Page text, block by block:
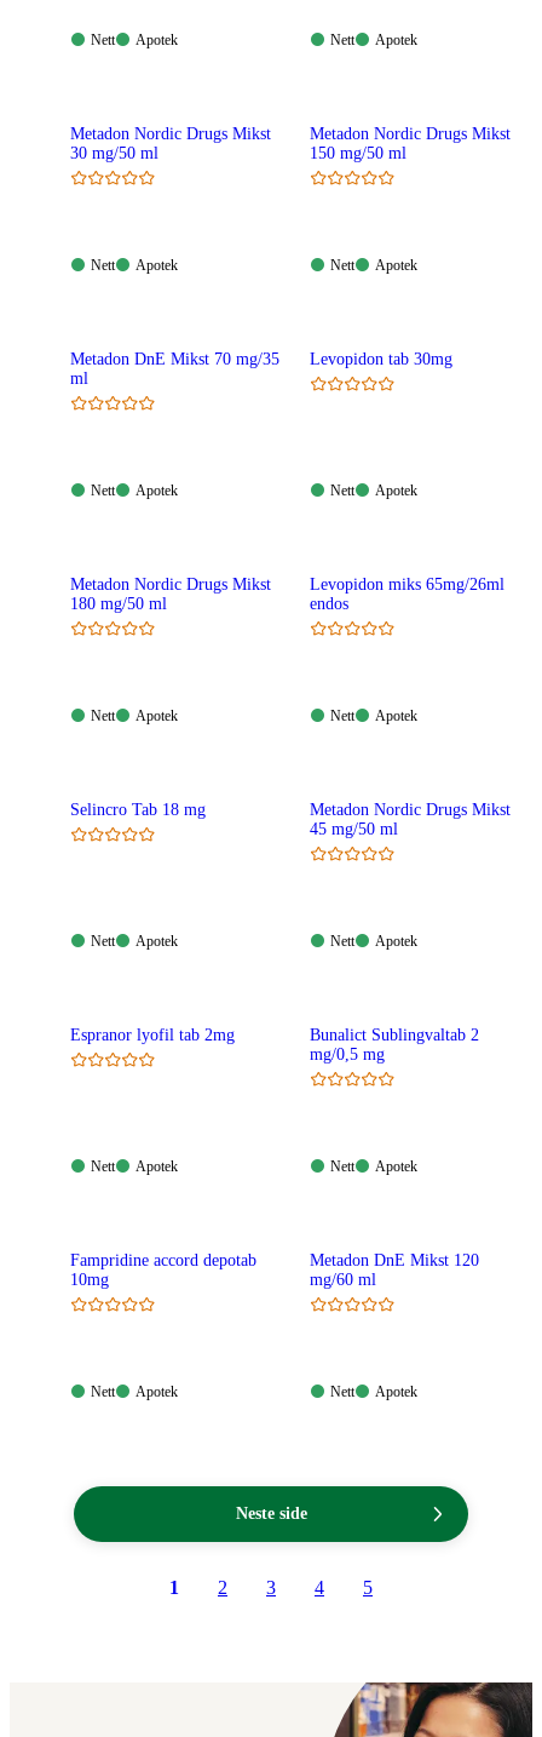
Nett:
Nett
Apotek:
Apotek
Nett:
Nett
Apotek:
Apotek
Metadon Nordic Drugs Mikst
30 mg/50 ml
Nett:
Nett
Apotek:
Apotek
Metadon Nordic Drugs Mikst
150 mg/50 ml
Nett:
Nett
Apotek:
Apotek
Metadon DnE Mikst 70 mg/35
ml
Nett:
Nett
Apotek:
Apotek
Levopidon tab 30mg
Nett:
Nett
Apotek:
Apotek
Metadon Nordic Drugs Mikst
180 mg/50 ml
Nett:
Nett
Apotek:
Apotek
Levopidon miks 65mg/26ml
endos
Nett:
Nett
Apotek:
Apotek
Selincro Tab 18 mg
Nett:
Nett
Apotek:
Apotek
Metadon Nordic Drugs Mikst
45 mg/50 ml
Nett:
Nett
Apotek:
Apotek
Espranor lyofil tab 2mg
Nett:
Nett
Apotek:
Apotek
Bunalict Sublingvaltab 2
mg/0,5 mg
Nett:
Nett
Apotek:
Apotek
Fampridine accord depotab
10mg
Nett:
Nett
Apotek:
Apotek
Metadon DnE Mikst 120
mg/60 ml
Nett:
Nett
Apotek:
Apotek
Neste side
1 2 3 4 5